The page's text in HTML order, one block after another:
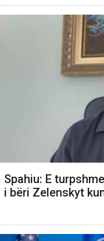
Spahiu: E
i bëri Zelenskyt